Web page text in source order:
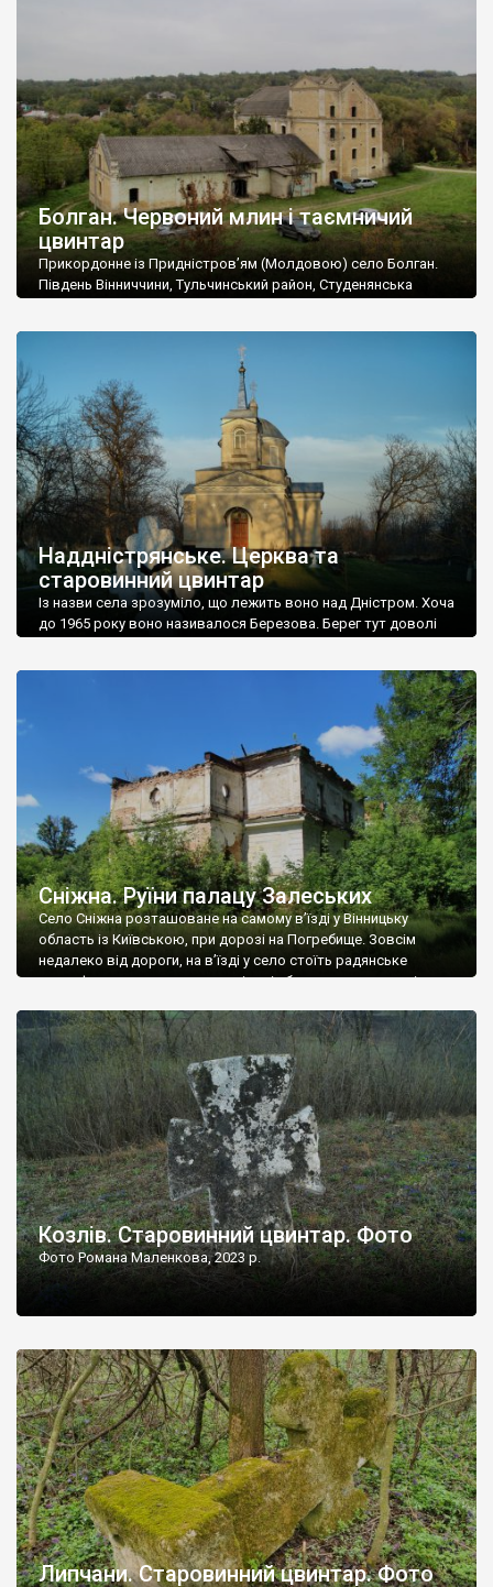
Болган. Червоний млин і таємничий
цвинтар
Прикордонне із Придністров’ям (Молдовою) село Болган.
Південь Вінниччини, Тульчинський район, Студенянська
старовинний цвинтар із кам’яними хрестами. Всі епітафії, які
збереглися, написані кирилицею, церковнослов’янською
мовою. За всіма традиційними ознаками – цвинтар
український. Хрести датуються 19 століттям. У 1924-1940
роках Болган […]
Наддністрянське. Церква та
старовинний цвинтар
Із назви села зрозуміло, що лежить воно над Дністром. Хоча
до 1965 року воно називалося Березова. Берег тут доволі
Наддністрянське відрізняється від більшості навколишніх
сіл. У селі є мурована Михайлівська церква. Точної дати […]
Сніжна. Руїни палацу Залеських
Село Сніжна розташоване на самому в’їзді у Вінницьку
область із Київською, при дорозі на Погребище. Зовсім
недалеко від дороги, на в’їзді у село стоїть радянське
рельєфне пано, яке показує жінку і яблуню, а трохи далі, десь
не видно, але видно дві стареньких колії у траві – […]
Козлів. Старовинний цвинтар. Фото
Фото Романа Маленкова, 2023 р.
Липчани. Старовинний цвинтар. Фото